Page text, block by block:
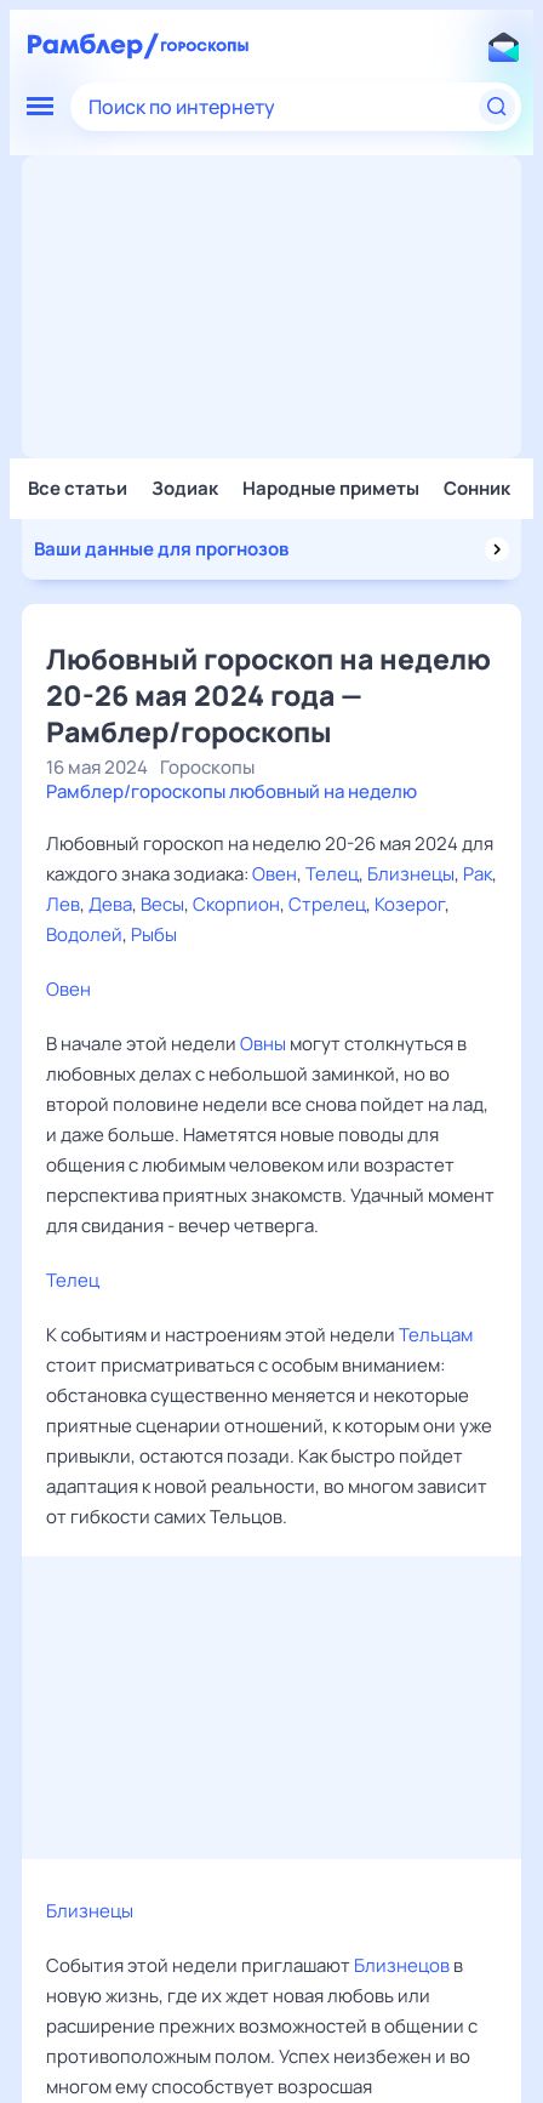
Поиск по интернету
Все статьи Зодиак Народные приметы Сонник
Ваши данные для прогнозов
Любовный гороскоп на неделю
20-26 мая 2024 года —
Рамблер/гороскопы
16 мая 2024 Гороскопы
Рамблер/гороскопы любовный на неделю
Любовный гороскоп на неделю 20-26 мая 2024 для
каждого знака зодиака:Овен,Телец, Близнецы, Рак,
Лев,Дева, Весы,Скорпион,Стрелец, Козерог,
Водолей, Рыбы
Овен
В начале этой неделиОвны могут столкнуться в
любовных делах с небольшой заминкой, но во
второй половине недели все снова пойдет на лад,
и даже больше. Наметятся новые поводы для
общения с любимым человеком или возрастет
перспектива приятных знакомств. Удачный момент
для свидания - вечер четверга.
Телец
К событиям и настроениям этой неделиТельцам
стоит присматриваться с особым вниманием:
обстановка существенно меняется и некоторые
приятные сценарии отношений, к которым они уже
привыкли, остаются позади. Как быстро пойдет
адаптация к новой реальности, во многом зависит
от гибкости самих Тельцов.
Близнецы
События этой недели приглашаютБлизнецовв
новую жизнь, где их ждет новая любовь или
расширение прежних возможностей в общении с
противоположным полом. Успех неизбежен и во
многом ему способствует возросшая